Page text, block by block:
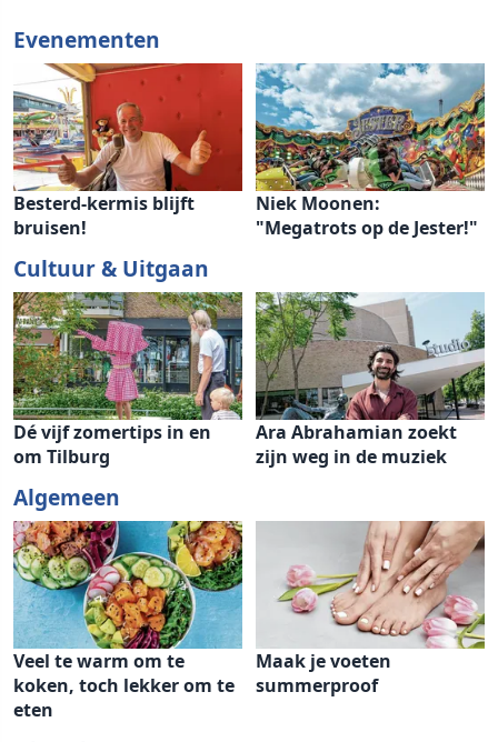
Evenementen
Besterd-kermis blijft
bruisen!
Niek Moonen:
"Megatrots op de Jester!"
Cultuur & Uitgaan
Dé vijf zomertips in en
om Tilburg
Ara Abrahamian zoekt
zijn weg in de muziek
Algemeen
Veel te warm om te
koken, toch lekker om te
eten
Maak je voeten
summerproof